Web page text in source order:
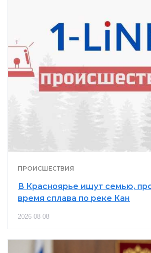
ПРОИСШЕСТВИЯ
В Красноярье ищут семью,
время сплава по реке Кан
2026-08-08